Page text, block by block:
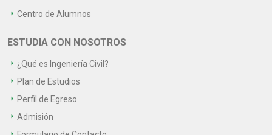
Centro de Alumnos
ESTUDIA CON NOSOTROS
¿Qué es Ingeniería Civil?
Plan de Estudios
Perfil de Egreso
Admisión